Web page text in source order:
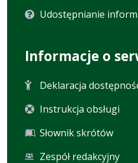
Udostępnianie
Informacje o
Deklaracja
Instrukcja obsługi
Słownik skrótów
Zespół redakcyjny